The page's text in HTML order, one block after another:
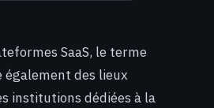
SaaS, le terme
également des lieux
institutions dédiées à la